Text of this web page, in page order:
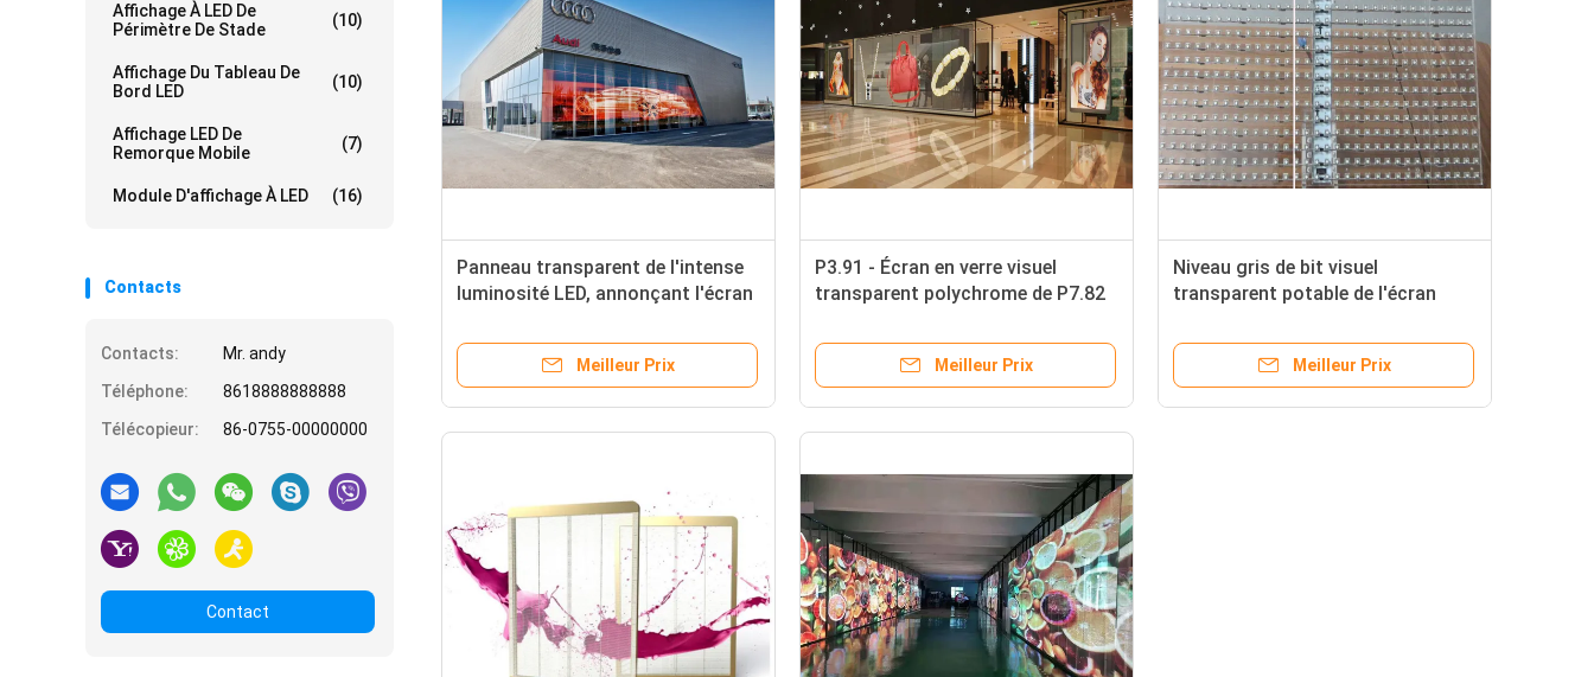
Affichage À LED De
Périmètre De Stade
(10)
Affichage Du Tableau De
Bord LED
(10)
Affichage LED De
Remorque Mobile
(7)
Module D'affichage À LED (16)
Contacts
Contacts:
Mr. andy
Téléphone:
8618888888888
Télécopieur:
86-0755-00000000
Contact
Panneau transparent de l'intense
luminosité LED, annonçant l'écran
Meilleur Prix
P3.91 - Écran en verre visuel
transparent polychrome de P7.82
Meilleur Prix
Niveau gris de bit visuel
transparent potable de l'écran
mobile
Meilleur Prix